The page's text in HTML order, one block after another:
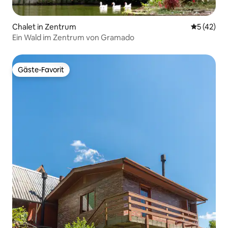
Chalet in Zentrum
5 (42)
Ein Wald im Zentrum von Gramado
Gäste-Favorit
Gäste-Favorit